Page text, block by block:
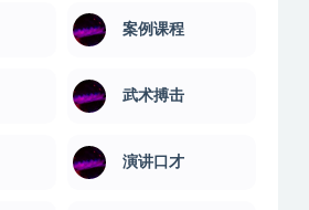
案例课程
武术搏击
演讲口才